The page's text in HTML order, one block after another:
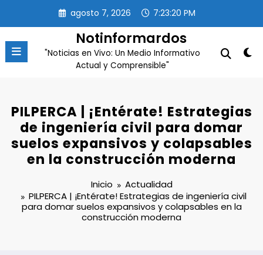
contenido
agosto 7, 2026 7:23:21 PM
Notinformardos
"Noticias en Vivo: Un Medio Informativo
Actual y Comprensible"
PILPERCA | ¡Entérate! Estrategias
de ingeniería civil para domar
suelos expansivos y colapsables
en la construcción moderna
Inicio
Actualidad
PILPERCA | ¡Entérate! Estrategias de ingeniería civil
para domar suelos expansivos y colapsables en la
construcción moderna